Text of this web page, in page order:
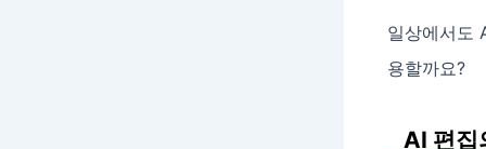
일상에서도
용할까요?
AI 편집